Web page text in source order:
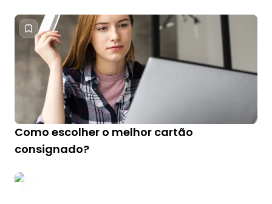
Como escolher o melhor cartão
consignado?